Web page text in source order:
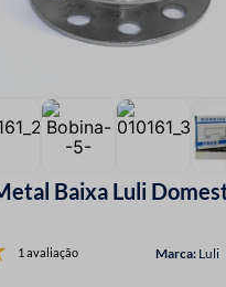
Baixa Luli
1 avaliação Luli